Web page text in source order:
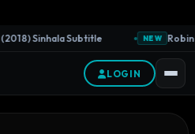
Sinhala Subtitle NEW
LOGIN